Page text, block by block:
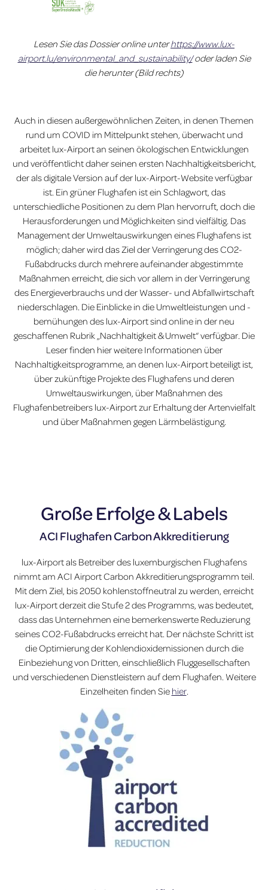
Lesen Sie das Dossier online unterhttps://www.lux-
airport.lu/environmental_and_sustainability/oder laden Sie
die herunter (Bild rechts)
Auch in diesen außergewöhnlichen Zeiten, in denen Themen
rund um COVID im Mittelpunkt stehen, überwacht und
arbeitet lux-Airport an seinen ökologischen Entwicklungen
und veröffentlicht daher seinen ersten Nachhaltigkeitsbericht,
der als digitale Version auf der lux-Airport-Website verfügbar
ist. Ein grüner Flughafen ist ein Schlagwort, das
unterschiedliche Positionen zu dem Plan hervorruft, doch die
Herausforderungen und Möglichkeiten sind vielfältig. Das
Management der Umweltauswirkungen eines Flughafens ist
möglich; daher wird das Ziel der Verringerung des CO2-
Fußabdrucks durch mehrere aufeinander abgestimmte
Maßnahmen erreicht, die sich vor allem in der Verringerung
des Energieverbrauchs und der Wasser- und Abfallwirtschaft
niederschlagen. Die Einblicke in die Umweltleistungen und -
bemühungen des lux-Airport sind online in der neu
geschaffenen Rubrik „Nachhaltigkeit & Umwelt“ verfügbar. Die
Leser finden hier weitere Informationen über
Nachhaltigkeitsprogramme, an denen lux-Airport beteiligt ist,
über zukünftige Projekte des Flughafens und deren
Umweltauswirkungen, über Maßnahmen des
Flughafenbetreibers lux-Airport zur Erhaltung der Artenvielfalt
und über Maßnahmen gegen Lärmbelästigung.
Große Erfolge & Labels
ACI Flughafen Carbon Akkreditierung
lux-Airport als Betreiber des luxemburgischen Flughafens
nimmt am ACI Airport Carbon Akkreditierungsprogramm teil.
Mit dem Ziel, bis 2050 kohlenstoffneutral zu werden, erreicht
lux-Airport derzeit die Stufe 2 des Programms, was bedeutet,
dass das Unternehmen eine bemerkenswerte Reduzierung
seines CO2-Fußabdrucks erreicht hat. Der nächste Schritt ist
die Optimierung der Kohlendioxidemissionen durch die
Einbeziehung von Dritten, einschließlich Fluggesellschaften
und verschiedenen Dienstleistern auf dem Flughafen. Weitere
Einzelheiten finden Sie hier.